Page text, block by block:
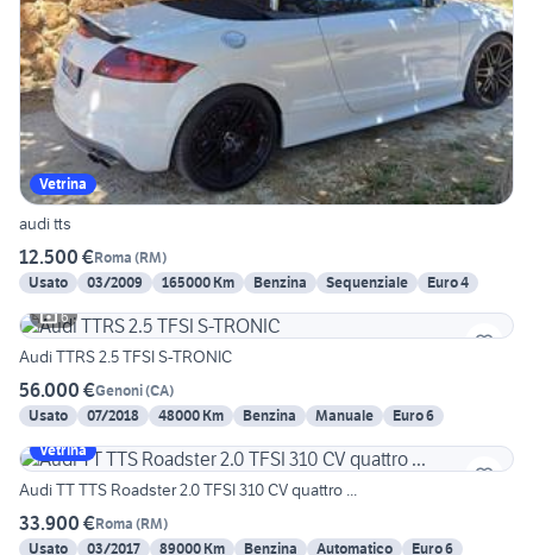
Vetrina
audi tts
12.500 €Roma (RM)
Usato
03/2009 165000 Km Benzina Sequenziale
Euro 4
6
Audi TTRS 2.5 TFSI S-TRONIC
56.000 €Genoni(CA)
Usato
07/2018 48000 Km Benzina Manuale
Euro 6
Vetrina
Audi TT TTS Roadster 2.0 TFSI 310 CV quattro ...
33.900 €Roma (RM)
Usato
03/2017 89000 Km Benzina Automatico
Euro 6